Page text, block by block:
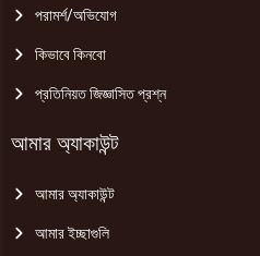
পরামর্শ/অভিযোগ
কিভাবে কিনবো
প্রতিনিয়ত জিজ্ঞাসিত প্রশ্ন
আমার অ্যাকাউন্ট
আমার অ্যাকাউন্ট
আমার ইচ্ছাগুলি